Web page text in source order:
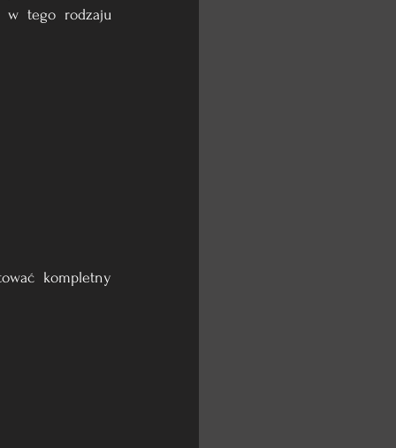
w tego rodzaju
kompletny